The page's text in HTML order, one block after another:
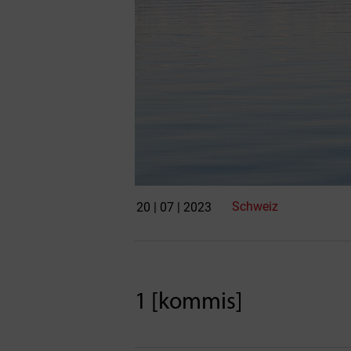
20 | 07 | 2023 Schweiz
1 [kommis]